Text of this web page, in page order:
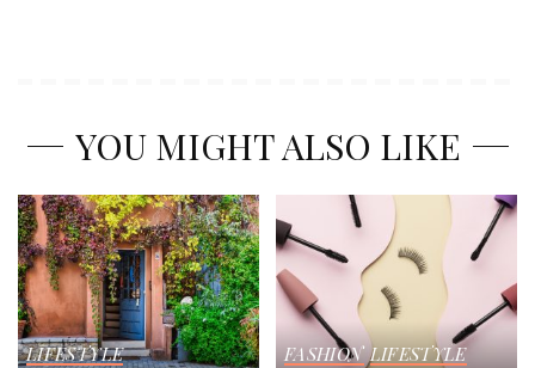
YOU MIGHT ALSO LIKE
LIFESTYLE
FASHION LIFESTYLE